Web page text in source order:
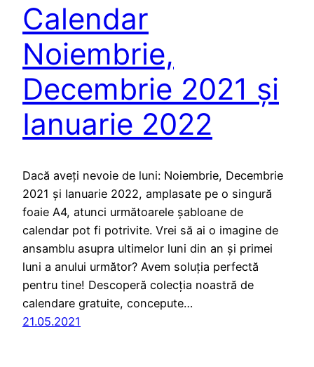
Calendar
Noiembrie,
Decembrie 2021 și
Ianuarie 2022
Dacă aveți nevoie de luni: Noiembrie, Decembrie
2021 și Ianuarie 2022, amplasate pe o singură
foaie A4, atunci următoarele șabloane de
calendar pot fi potrivite. Vrei să ai o imagine de
ansamblu asupra ultimelor luni din an și primei
luni a anului următor? Avem soluția perfectă
pentru tine! Descoperă colecția noastră de
calendare gratuite, concepute…
21.05.2021